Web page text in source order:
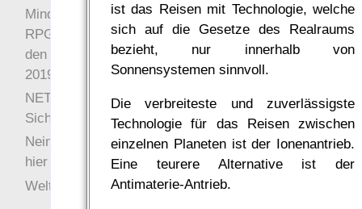
ist das Reisen mit Technologie, welche
sich auf die Gesetze des Realraums
bezieht, nur innerhalb von
Sonnensystemen sinnvoll.
Die verbreiteste und zuverlässigste
Technologie für das Reisen zwischen
einzelnen Planeten ist der Ionenantrieb.
Eine teurere Alternative ist der
Antimaterie-Antrieb.
Mindestens ein Zettel-
RPG pro Box kommt auf
den Gratisrollenspieltag
2019!
NETFEED 2.894,79:
Sichtbar Unsichtbar
Nein, ich will nicht alle
hier haben
Welten